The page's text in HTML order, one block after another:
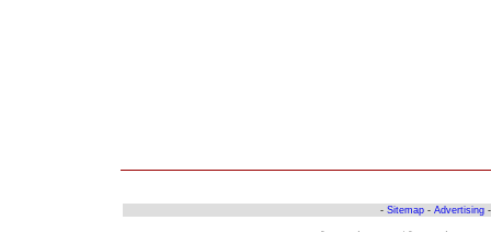
- Sitemap - Advertising